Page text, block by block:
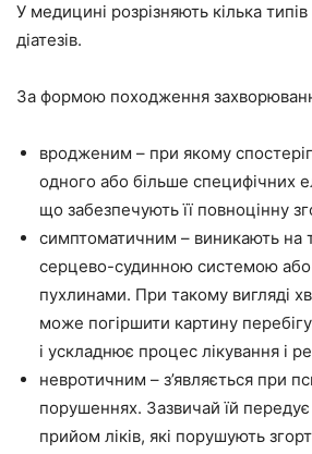
У медицині розрізняють кілька
діатезів.
За формою походження
вродженим – при якому
одного або більше специфічних
що забезпечують її повноцінну
симптоматичним – виникають на
серцево-судинною системою
пухлинами. При такому вигляді
може погіршити картину
і ускладнює процес лікування і
невротичним – з’являється при
порушеннях. Зазвичай їй
прийом ліків, які порушують